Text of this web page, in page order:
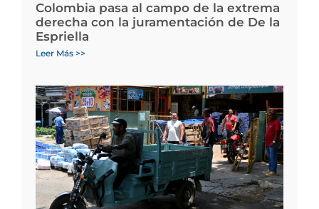
Colombia pasa al campo de la extrema
derecha con la juramentación de De la
Espriella
Leer Más >>